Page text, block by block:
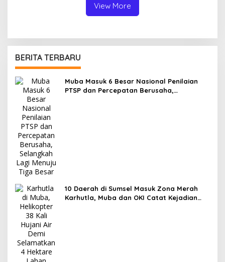
View More
BERITA TERBARU
Muba Masuk 6 Besar Nasional Penilaian
PTSP dan Percepatan Berusaha,
10 Daerah di Sumsel Masuk Zona Merah
Karhutla, Muba dan OKI Catat Kejadian